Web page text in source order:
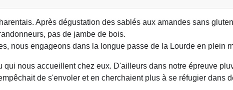
Après dégustation des sablés aux amandes sans
pas de jambe de bois.
nous engageons dans la longue passe de la Lourde en plein
nous accueillent chez eux. D'ailleurs dans notre épreuve
de s'envoler et en cherchaient plus à se réfugier dans